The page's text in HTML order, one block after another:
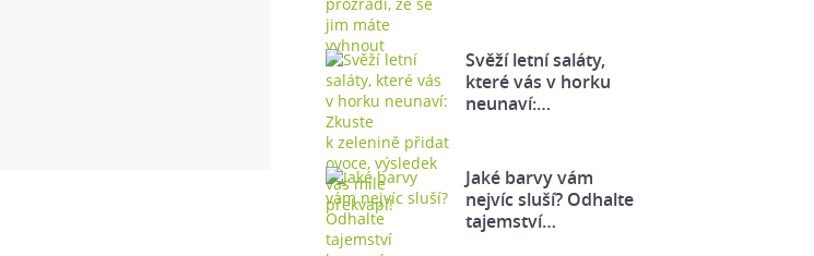
Svěží letní saláty,
které vás v horku
neunaví:…
Jaké barvy vám
nejvíc sluší? Odhalte
tajemství…